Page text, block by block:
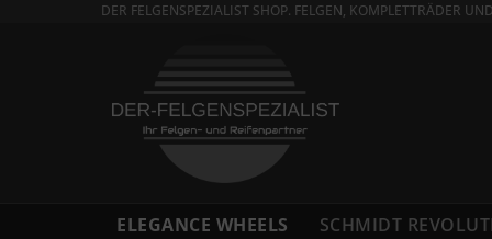
DER FELGENSPEZIALIST SHOP. FELGEN, KOMPLETTRÄDER
ELEGANCE WHEELS SCHMIDT